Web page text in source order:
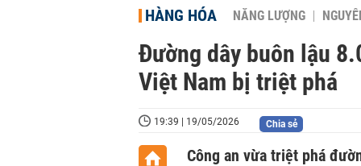
HÀNG HÓA NĂNG LƯỢNG
Đường dây buôn lậu
Việt Nam bị triệt phá
19:39 | 19/05/2026 Chia sẻ
Công an vừa triệt phá